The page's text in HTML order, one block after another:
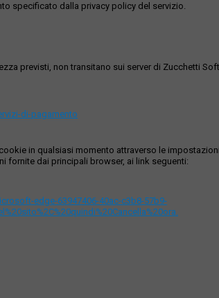
specificato dalla privacy policy del servizio.
previsti, non transitano sui server di Zucchetti
di-pagamento
in qualsiasi momento attraverso le
fornite dai principali browser, ai link seguenti:
edge-63947406-40ac-c3b8-57b9-